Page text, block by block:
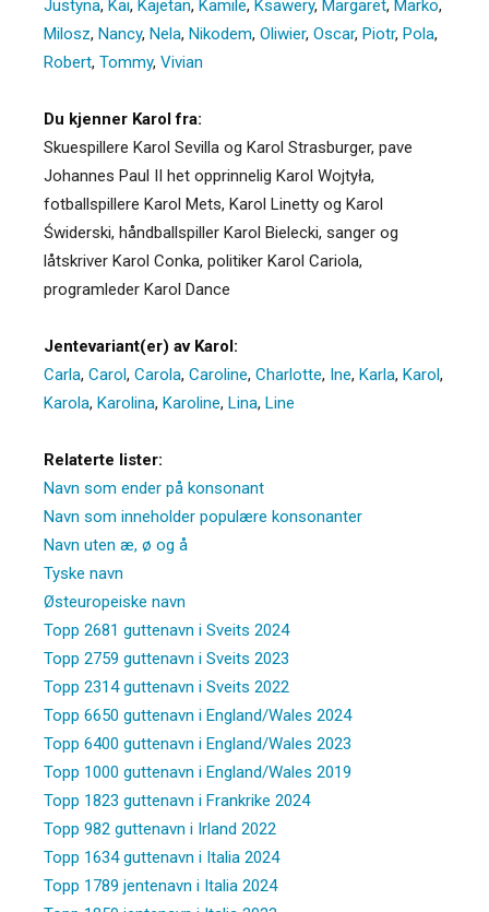
Justyna, Kai, Kajetan, Kamile, Ksawery, Margaret, Marko,
Milosz, Nancy, Nela, Nikodem, Oliwier, Oscar, Piotr, Pola,
Robert, Tommy, Vivian
Du kjenner Karol fra:
Skuespillere Karol Sevilla og Karol Strasburger, pave
Johannes Paul II het opprinnelig Karol Wojtyła,
fotballspillere Karol Mets, Karol Linetty og Karol
Świderski, håndballspiller Karol Bielecki, sanger og
låtskriver Karol Conka, politiker Karol Cariola,
programleder Karol Dance
Jentevariant(er) av Karol:
Carla, Carol, Carola, Caroline, Charlotte, Ine, Karla, Karol,
Karola, Karolina, Karoline, Lina, Line
Relaterte lister:
Navn som ender på konsonant
Navn som inneholder populære konsonanter
Navn uten æ, ø og å
Tyske navn
Østeuropeiske navn
Topp 2681 guttenavn i Sveits 2024
Topp 2759 guttenavn i Sveits 2023
Topp 2314 guttenavn i Sveits 2022
Topp 6650 guttenavn i England/Wales 2024
Topp 6400 guttenavn i England/Wales 2023
Topp 1000 guttenavn i England/Wales 2019
Topp 1823 guttenavn i Frankrike 2024
Topp 982 guttenavn i Irland 2022
Topp 1634 guttenavn i Italia 2024
Topp 1789 jentenavn i Italia 2024